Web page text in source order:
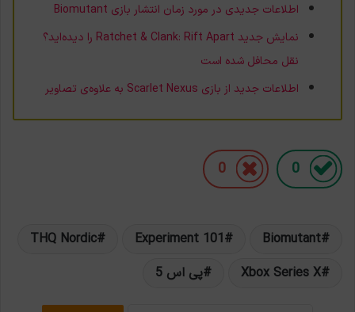
اطلاعات جدیدی در مورد زمان انتشار بازی Biomutant
نمایش جدید Ratchet & Clank: Rift Apart را دیده‌اید؟
نقل محافل شده است
اطلاعات جدید از بازی Scarlet Nexus به علاوه‌ی تصاویر
0
0
Biomutant
Experiment 101
THQ Nordic
Xbox Series X
پی اس 5